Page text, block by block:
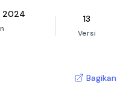
2024 13
Versi
Bagikan